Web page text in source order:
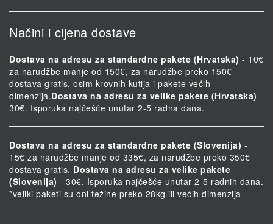
Načini i cijena dostave
Dostava na adresu za standardne pakete (Hrvatska) - 10€
za narudžbe manje od 150€, za narudžbe preko 150€
dostava gratis, osim krovnih kutija i pakete većih
dimenzija.Dostava na adresu za velike pakete (Hrvatska) -
30€. Isporuka najčešće unutar 2-5 radna dana.
Dostava na adresu za standardne pakete (Slovenija) -
15€ za narudžbe manje od 335€, za narudžbe preko 350€
dostava gratis. Dostava na adresu za velike pakete
(Slovenija) - 30€. Isporuka najčešće unutar 2-5 radnih dana.
*veliki paketi su oni težine preko 28kg ili većih dimenzija